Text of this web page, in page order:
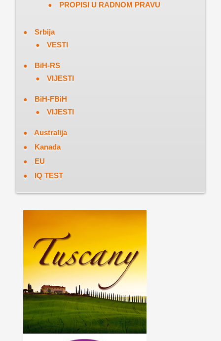
PROPISI U RADNOM PRAVU
Srbija
VESTI
BiH-RS
VIJESTI
BiH-FBiH
VIJESTI
Australija
Kanada
EU
IQ TEST